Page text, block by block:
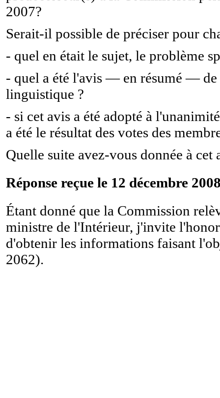
2007?
Serait-il possible de préciser pour
- quel en était le sujet, le problème
- quel a été l'avis — en résumé — de
linguistique ?
- si cet avis a été adopté à
a été le résultat des votes des
Quelle suite avez-vous donnée à cet
Réponse reçue le 12 décembre
Étant donné que la Commission
ministre de l'Intérieur, j'invite
d'obtenir les informations faisant
2062).